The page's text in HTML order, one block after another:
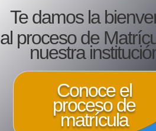
Te damos la
al proceso de
nuestra
Conoce el
proceso de
matrícula